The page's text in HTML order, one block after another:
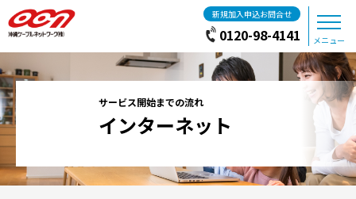
新規加入申込お問合せ
0120-98-4141 メニュー
インターネット